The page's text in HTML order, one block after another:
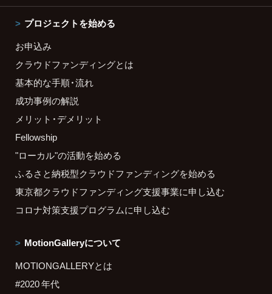
プロジェクトを始める
お申込み
クラウドファンディングとは
基本的な手順・流れ
成功事例の解説
メリット・デメリット
Fellowship
"ローカル"の活動を始める
ふるさと納税型クラウドファンディングを始める
東京都クラウドファンディング支援事業に申し込む
コロナ対策支援プログラムに申し込む
MotionGalleryについて
MOTIONGALLERYとは
#2020 年代